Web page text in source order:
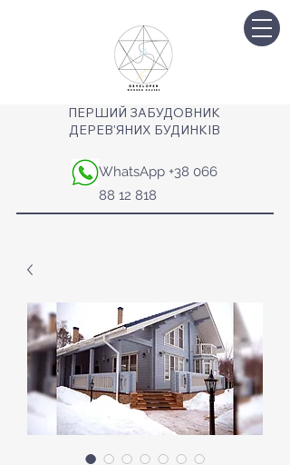
ПЕРШИЙ ЗАБУДОВНИК
ДЕРЕВ'ЯНИХ БУДИНКІВ
WhatsApp +38 066
88 12 818